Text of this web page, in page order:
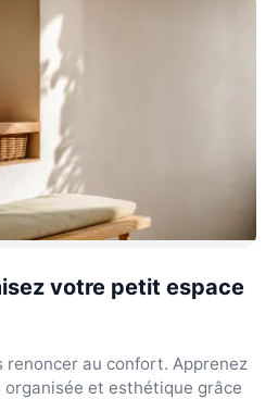
votre petit espace
renoncer au confort. Apprenez
organisée et esthétique grâce